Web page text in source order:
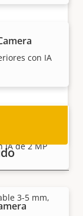
con IA
IA de 2 MP
Tenemos
mundo.
3-5 mm,